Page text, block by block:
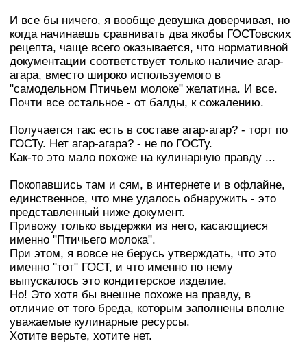
И все бы ничего, я вообще девушка доверчивая, но
когда начинаешь сравнивать два якобы ГОСТовских
рецепта, чаще всего оказывается, что нормативной
документации соответствует только наличие агар-
агара, вместо широко используемого в
"самодельном Птичьем молоке" желатина. И все.
Почти все остальное - от балды, к сожалению.
Получается так: есть в составе агар-агар? - торт по
ГОСТу. Нет агар-агара? - не по ГОСТу.
Как-то это мало похоже на кулинарную правду ...
Покопавшись там и сям, в интернете и в офлайне,
единственное, что мне удалось обнаружить - это
представленный ниже документ.
Привожу только выдержки из него, касающиеся
именно "Птичьего молока".
При этом, я вовсе не берусь утверждать, что это
именно "тот" ГОСТ, и что именно по нему
выпускалось это кондитерское изделие.
Но! Это хотя бы внешне похоже на правду, в
отличие от того бреда, которым заполнены вполне
уважаемые кулинарные ресурсы.
Хотите верьте, хотите нет.